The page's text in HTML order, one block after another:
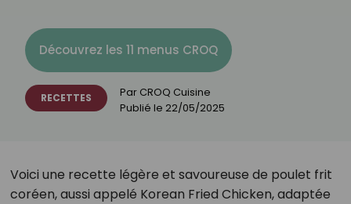
Découvrez les 11 menus CROQ
RECETTES Par CROQ Cuisine
Publié le 22/05/2025
Voici une recette légère et savoureuse de poulet frit
coréen, aussi appelé Korean Fried Chicken, adaptée